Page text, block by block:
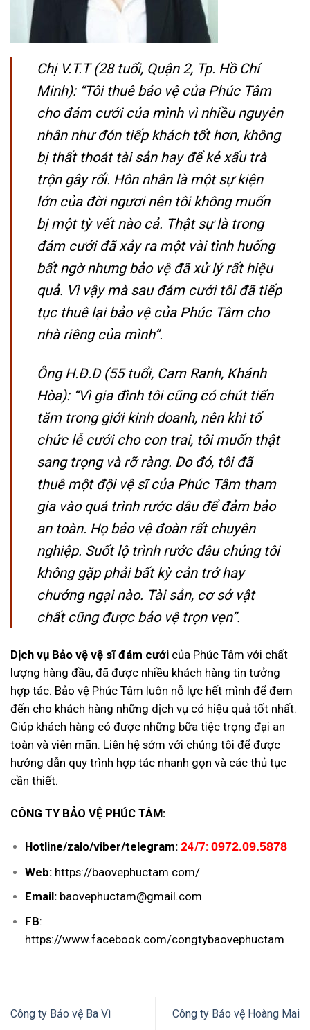
Chị V.T.T (28 tuổi, Quận 2, Tp. Hồ Chí
Minh): “Tôi thuê bảo vệ của Phúc Tâm
cho đám cưới của mình vì nhiều nguyên
nhân như đón tiếp khách tốt hơn, không
bị thất thoát tài sản hay để kẻ xấu trà
trộn gây rối. Hôn nhân là một sự kiện
lớn của đời ngươi nên tôi không muốn
bị một tỳ vết nào cả. Thật sự là trong
đám cưới đã xảy ra một vài tình huống
bất ngờ nhưng bảo vệ đã xử lý rất hiệu
quả. Vì vậy mà sau đám cưới tôi đã tiếp
tục thuê lại bảo vệ của Phúc Tâm cho
nhà riêng của mình”.
Ông H.Đ.D (55 tuổi, Cam Ranh, Khánh
Hòa): “Vì gia đình tôi cũng có chút tiến
tăm trong giới kinh doanh, nên khi tổ
chức lễ cưới cho con trai, tôi muốn thật
sang trọng và rỡ ràng. Do đó, tôi đã
thuê một đội vệ sĩ của Phúc Tâm tham
gia vào quá trình rước dâu để đảm bảo
an toàn. Họ bảo vệ đoàn rất chuyên
nghiệp. Suốt lộ trình rước dâu chúng tôi
không gặp phải bất kỳ cản trở hay
chướng ngại nào. Tài sản, cơ sở vật
chất cũng được bảo vệ trọn vẹn”.
Dịch vụ Bảo vệ vệ sĩ đám cưới của Phúc Tâm với chất
lượng hàng đầu, đã được nhiều khách hàng tin tưởng
hợp tác. Bảo vệ Phúc Tâm luôn nỗ lực hết mình để đem
đến cho khách hàng những dịch vụ có hiệu quả tốt nhất.
Giúp khách hàng có được những bữa tiệc trọng đại an
toàn và viên mãn. Liên hệ sớm với chúng tôi để được
hướng dẫn quy trình hợp tác nhanh gọn và các thủ tục
cần thiết.
CÔNG TY BẢO VỆ PHÚC TÂM:
Hotline/zalo/viber/telegram: 24/7: 0972.09.5878
Web:https://baovephuctam.com/
Email:baovephuctam@gmail.com
FB:
https://www.facebook.com/congtybaovephuctam
Công ty Bảo vệ Ba Vì Công ty Bảo vệ Hoàng Mai